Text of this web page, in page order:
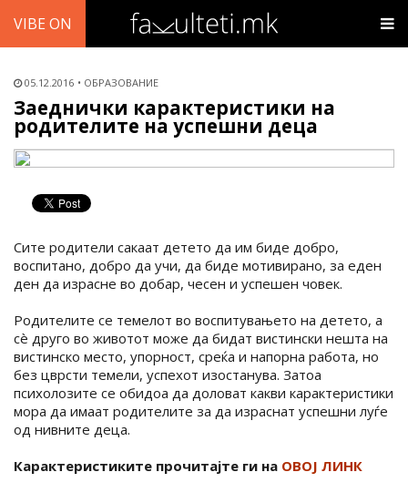
VIBE ON
05.12.2016 ОБРАЗОВАНИЕ
Заеднички карактеристики на
родителите на успешни деца
Сите родители сакаат детето да им биде добро,
воспитано, добро да учи, да биде мотивирано, за еден
ден да израсне во добар, чесен и успешен човек.
Родителите се темелот во воспитувањето на детето, а
сè друго во животот може да бидат вистински нешта на
вистинско место, упорност, среќа и напорна работа, но
без цврсти темели, успехот изостанува. Затоа
психолозите се обидоа да доловат какви карактеристики
мора да имаат родителите за да израснат успешни луѓе
од нивните деца.
Карактеристиките прочитајте ги на ОВОЈ ЛИНК